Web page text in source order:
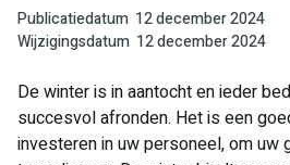
Publicatiedatum 12 december 2024
Wijzigingsdatum 12 december 2024
De winter is in aantocht en ieder
succesvol afronden. Het is een
investeren in uw personeel, om uw